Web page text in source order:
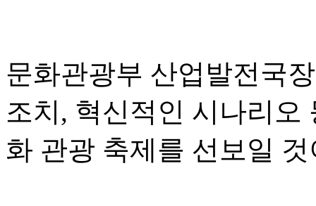
문화관광부 산업발전국
조치, 혁신적인 시나리오
화 관광 축제를 선보일